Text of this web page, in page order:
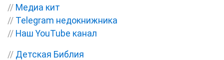
// Медиа кит
// Telegram недокнижника
// Наш YouTube канал
// Детская Библия